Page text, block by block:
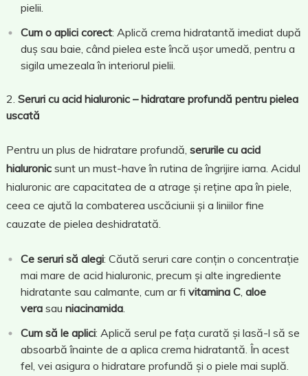
pielii.
Cum o aplici corect: Aplică crema hidratantă imediat după
duș sau baie, când pielea este încă ușor umedă, pentru a
sigila umezeala în interiorul pielii.
Seruri cu acid hialuronic – hidratare profundă pentru pielea
uscată
Pentru un plus de hidratare profundă, serurile cu acid
hialuronicsunt un must-have în rutina de îngrijire iarna. Acidul
hialuronic are capacitatea de a atrage și reține apa în piele,
ceea ce ajută la combaterea uscăciunii și a liniilor fine
cauzate de pielea deshidratată.
Ce seruri să alegi: Căută seruri care conțin o concentrație
mai mare de acid hialuronic, precum și alte ingrediente
hidratante sau calmante, cum ar fi vitamina C, aloe
verasau niacinamida.
Cum să le aplici: Aplică serul pe fața curată și lasă-l să se
absoarbă înainte de a aplica crema hidratantă. În acest
fel, vei asigura o hidratare profundă și o piele mai suplă.